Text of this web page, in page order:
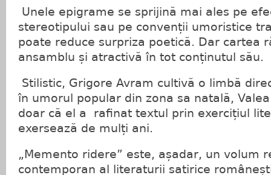
Unele epigrame se sprijină mai ales pe
stereotipului sau pe convenții umoristice
poate reduce surpriza poetică. Dar cartea
ansamblu și atractivă în tot conținutul său.
Stilistic, Grigore Avram cultivă o limbă
în umorul popular din zona sa natală,
doar că el a rafinat textul prin exercițiul
exersează de mulți ani.
„Memento ridereˮ este, așadar, un volum
contemporan al literaturii satirice